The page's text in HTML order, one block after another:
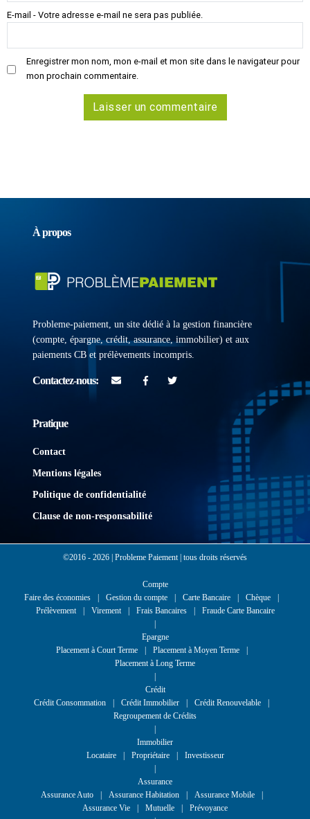
E-mail - Votre adresse e-mail ne sera pas publiée.
Enregistrer mon nom, mon e-mail et mon site dans le navigateur pour
mon prochain commentaire.
À propos
Probleme-paiement, un site dédié à la gestion financière
(compte, épargne, crédit, assurance, immobilier) et aux
paiements CB et prélèvements incompris.
Contactez-nous: contact@pourquoimabanque.fr
facebooktwitter
Pratique
Contact
Mentions légales
Politique de confidentialité
Clause de non-responsabilité
©2016 - 2026 | Probleme Paiement | tous droits réservés
Compte
Faire des économies
Gestion du compte Carte Bancaire
Chèque
Prélèvement
Virement Frais Bancaires Fraude Carte Bancaire
Epargne
Placement à Court Terme
Placement à Moyen Terme
Placement à Long Terme
Crédit
Crédit Consommation
Crédit Immobilier
Crédit Renouvelable
Regroupement de Crédits
Immobilier
Locataire
Propriétaire Investisseur
Assurance
Assurance Auto
Assurance Habitation
Assurance Mobile
Assurance Vie
Mutuelle Prévoyance